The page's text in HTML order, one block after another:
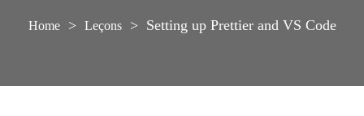
> Leçons > Setting up Prettier and VS Code